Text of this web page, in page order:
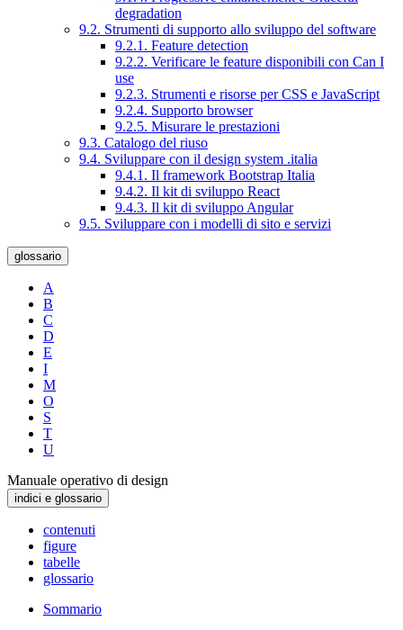
degradation
9.2. Strumenti di supporto allo sviluppo del software
9.2.1. Feature detection
9.2.2. Verificare le feature disponibili con Can I
use
9.2.3. Strumenti e risorse per CSS e JavaScript
9.2.4. Supporto browser
9.2.5. Misurare le prestazioni
9.3. Catalogo del riuso
9.4. Sviluppare con il design system .italia
9.4.1. Il framework Bootstrap Italia
9.4.2. Il kit di sviluppo React
9.4.3. Il kit di sviluppo Angular
9.5. Sviluppare con i modelli di sito e servizi
glossario
A
B
C
D
E
I
M
O
S
T
U
Manuale operativo di design
indici e glossario
contenuti
figure
tabelle
glossario
Sommario